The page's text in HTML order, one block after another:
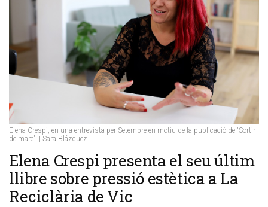
Elena Crespi, en una entrevista per Setembre en motiu de la publicació de 'Sortir
de mare'. | Sara Blázquez
Elena Crespi presenta el seu últim
llibre sobre pressió estètica a La
Reciclària de Vic